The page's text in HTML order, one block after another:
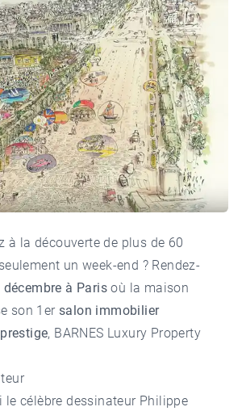
à la découverte de plus de 60
un week-end ? Rendez-
décembre à Paris où la maison
son 1ersalon immobilier
, BARNES Luxury Property
le célèbre dessinateur Philippe